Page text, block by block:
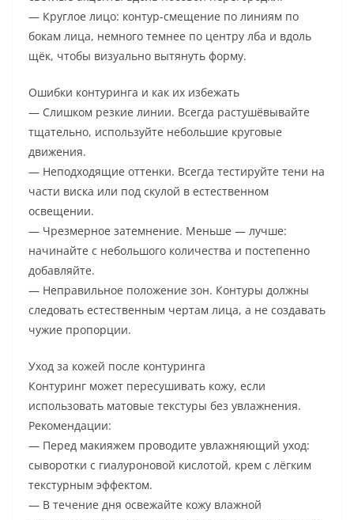
— Круглое лицо: контур-смещение по линиям по
бокам лица, немного темнее по центру лба и вдоль
щёк, чтобы визуально вытянуть форму.
Ошибки контуринга и как их избежать
— Слишком резкие линии. Всегда растушёвывайте
тщательно, используйте небольшие круговые
движения.
— Неподходящие оттенки. Всегда тестируйте тени на
части виска или под скулой в естественном
освещении.
— Чрезмерное затемнение. Меньше — лучше:
начинайте с небольшого количества и постепенно
добавляйте.
— Неправильное положение зон. Контуры должны
следовать естественным чертам лица, а не создавать
чужие пропорции.
Уход за кожей после контуринга
Контуринг может пересушивать кожу, если
использовать матовые текстуры без увлажнения.
Рекомендации:
— Перед макияжем проводите увлажняющий уход:
сыворотки с гиалуроновой кислотой, крем с лёгким
текстурным эффектом.
— В течение дня освежайте кожу влажной